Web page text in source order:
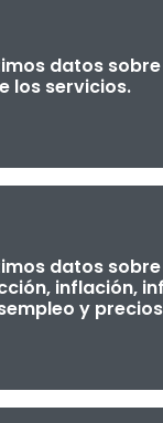
datos
los servicios.
datos
inflación,
y